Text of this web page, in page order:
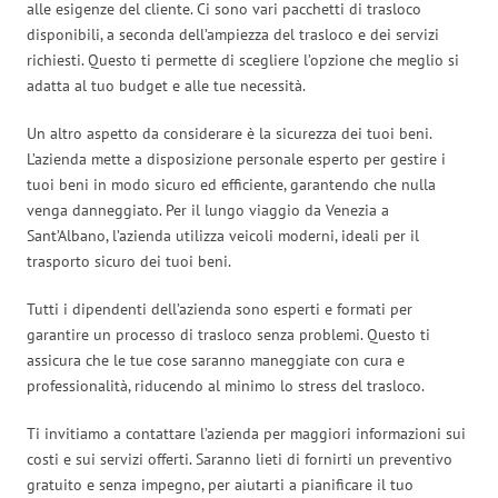
alle esigenze del cliente. Ci sono vari pacchetti di trasloco
disponibili, a seconda dell’ampiezza del trasloco e dei servizi
richiesti. Questo ti permette di scegliere l’opzione che meglio si
adatta al tuo budget e alle tue necessità.
Un altro aspetto da considerare è la sicurezza dei tuoi beni.
L’azienda mette a disposizione personale esperto per gestire i
tuoi beni in modo sicuro ed efficiente, garantendo che nulla
venga danneggiato. Per il lungo viaggio da Venezia a
Sant’Albano, l’azienda utilizza veicoli moderni, ideali per il
trasporto sicuro dei tuoi beni.
Tutti i dipendenti dell’azienda sono esperti e formati per
garantire un processo di trasloco senza problemi. Questo ti
assicura che le tue cose saranno maneggiate con cura e
professionalità, riducendo al minimo lo stress del trasloco.
Ti invitiamo a contattare l’azienda per maggiori informazioni sui
costi e sui servizi offerti. Saranno lieti di fornirti un preventivo
gratuito e senza impegno, per aiutarti a pianificare il tuo